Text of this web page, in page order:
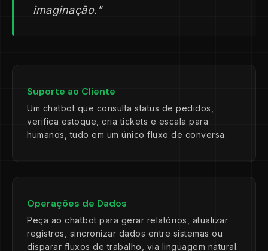
imaginação."
Suporte ao Cliente
Um chatbot que consulta status de pedidos,
verifica estoque, cria tickets e escala para
humanos, tudo em um único fluxo de conversa.
Operações de Dados
Peça ao chatbot para gerar relatórios, atualizar
registros, sincronizar dados entre sistemas ou
disparar fluxos de trabalho, via linguagem natural.